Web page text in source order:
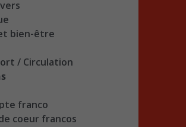
bien-être
/ Circulation
franco
coeur francos